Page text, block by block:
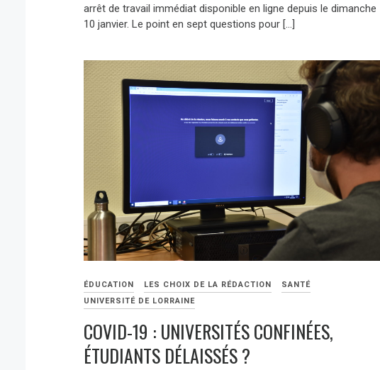
arrêt de travail immédiat disponible en ligne depuis le dimanche
10 janvier. Le point en sept questions pour […]
ÉDUCATION LES CHOIX DE LA RÉDACTION
SANTÉ
UNIVERSITÉ DE LORRAINE
COVID-19 : UNIVERSITÉS CONFINÉES,
ÉTUDIANTS DÉLAISSÉS ?